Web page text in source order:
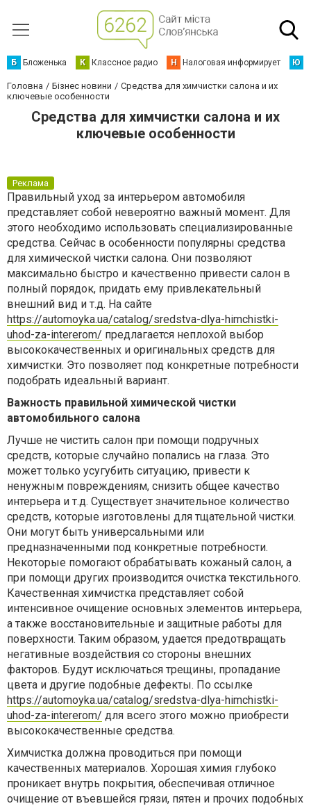
Б Бложенька К Классное радио Н Налоговая информирует Ю
Головна Бізнес новини
Средства для химчистки салона и их
ключевые особенности
Средства для химчистки салона и их
ключевые особенности
Реклама
Правильный уход за интерьером автомобиля
представляет собой невероятно важный момент. Для
этого необходимо использовать специализированные
средства. Сейчас в особенности популярны средства
для химической чистки салона. Они позволяют
максимально быстро и качественно привести салон в
полный порядок, придать ему привлекательный
внешний вид и т.д. На сайте
https://automoyka.ua/catalog/sredstva-dlya-himchistki-
uhod-za-intererom/ предлагается неплохой выбор
высококачественных и оригинальных средств для
химчистки. Это позволяет под конкретные потребности
подобрать идеальный вариант.
Важность правильной химической чистки
автомобильного салона
Лучше не чистить салон при помощи подручных
средств, которые случайно попались на глаза. Это
может только усугубить ситуацию, привести к
ненужным повреждениям, снизить общее качество
интерьера и т.д. Существует значительное количество
средств, которые изготовлены для тщательной чистки.
Они могут быть универсальными или
предназначенными под конкретные потребности.
Некоторые помогают обрабатывать кожаный салон, а
при помощи других производится очистка текстильного.
Качественная химчистка представляет собой
интенсивное очищение основных элементов интерьера,
а также восстановительные и защитные работы для
поверхности. Таким образом, удается предотвращать
негативные воздействия со стороны внешних
факторов. Будут исключаться трещины, пропадание
цвета и другие подобные дефекты. По ссылке
https://automoyka.ua/catalog/sredstva-dlya-himchistki-
uhod-za-intererom/ для всего этого можно приобрести
высококачественные средства.
Химчистка должна проводиться при помощи
качественных материалов. Хорошая химия глубоко
проникает внутрь покрытия, обеспечивая отличное
очищение от въевшейся грязи, пятен и прочих подобных